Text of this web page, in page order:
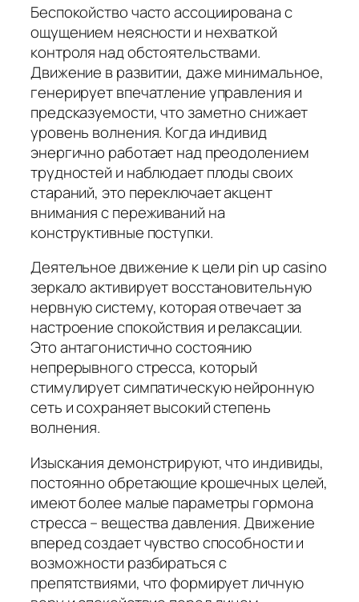
Беспокойство часто ассоциирована с
ощущением неясности и нехваткой
контроля над обстоятельствами.
Движение в развитии, даже минимальное,
генерирует впечатление управления и
предсказуемости, что заметно снижает
уровень волнения. Когда индивид
энергично работает над преодолением
трудностей и наблюдает плоды своих
стараний, это переключает акцент
внимания с переживаний на
конструктивные поступки.
Деятельное движение к цели pin up casino
зеркало активирует восстановительную
нервную систему, которая отвечает за
настроение спокойствия и релаксации.
Это антагонистично состоянию
непрерывного стресса, который
стимулирует симпатическую нейронную
сеть и сохраняет высокий степень
волнения.
Изыскания демонстрируют, что индивиды,
постоянно обретающие крошечных целей,
имеют более малые параметры гормона
стресса – вещества давления. Движение
вперед создает чувство способности и
возможности разбираться с
препятствиями, что формирует личную